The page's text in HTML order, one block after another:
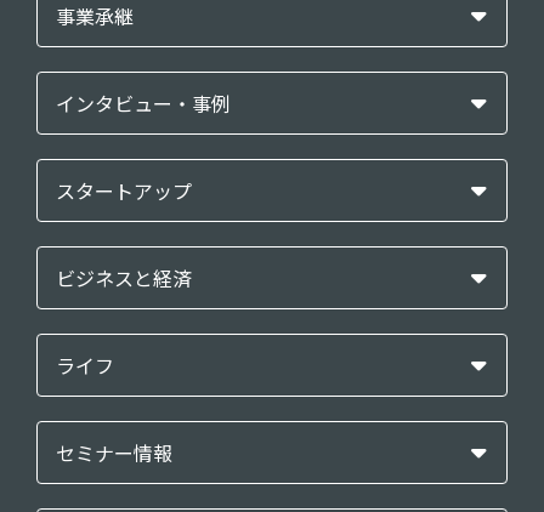
事業承継
インタビュー・事例
スタートアップ
ビジネスと経済
ライフ
セミナー情報